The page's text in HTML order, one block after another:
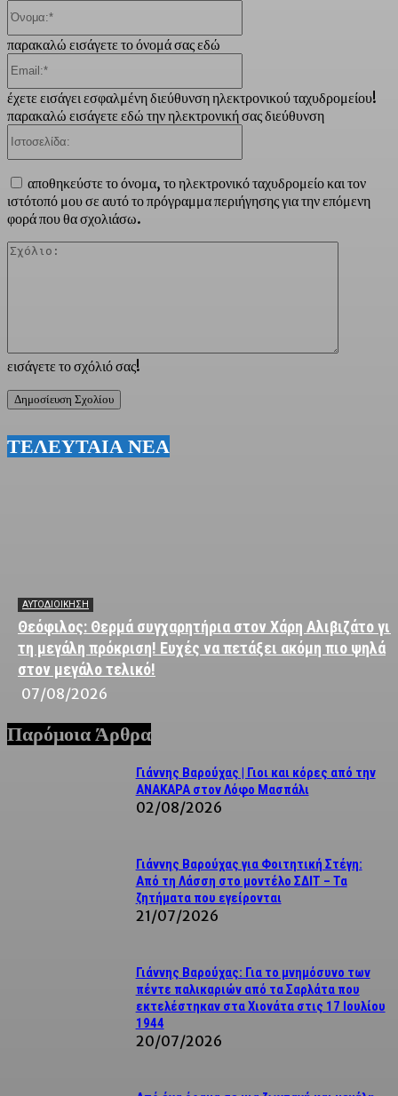
εισάγετε το σχόλιό σας!
παρακαλώ εισάγετε το όνομά σας εδώ
έχετε εισάγει εσφαλμένη διεύθυνση ηλεκτρονικού ταχυδρομείου!
παρακαλώ εισάγετε εδώ την ηλεκτρονική σας διεύθυνση
αποθηκεύστε το όνομα, το ηλεκτρονικό ταχυδρομείο και τον
ιστότοπό μου σε αυτό το πρόγραμμα περιήγησης για την επόμενη
φορά που θα σχολιάσω.
ΤΕΛΕΥΤΑΙΑ ΝΕΑ
ΑΥΤΟΔΙΟΙΚΗΣΗ
Θεόφιλος: Θερμά συγχαρητήρια στον Χάρη Αλιβιζάτο για
τη μεγάλη πρόκριση! Ευχές να πετάξει ακόμη πιο ψηλά
στον μεγάλο τελικό!
07/08/2026
Παρόμοια Άρθρα
Γιάννης Βαρούχας | Γιοι και κόρες από την
ΑΝΑΚΑΡΑ στον Λόφο Μασπάλι
02/08/2026
Γιάννης Βαρούχας για Φοιτητική Στέγη:
Από τη Λάσση στο μοντέλο ΣΔΙΤ – Τα
ζητήματα που εγείρονται
21/07/2026
Γιάννης Βαρούχας: Για το μνημόσυνο των
πέντε παλικαριών από τα Σαρλάτα που
εκτελέστηκαν στα Χιονάτα στις 17 Ιουλίου
1944
20/07/2026